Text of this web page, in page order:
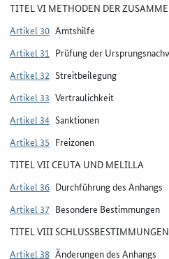
TITEL VI METHODEN DER
Artikel 30 Amtshilfe
Artikel 31 Prüfung der
Artikel 32 Streitbeilegung
Artikel 33 Vertraulichkeit
Artikel 34 Sanktionen
Artikel 35 Freizonen
TITEL VII CEUTA UND MELILLA
Artikel 36 Durchführung des Anhangs
Artikel 37 Besondere Bestimmungen
TITEL VIII SCHLUSSBESTIMMUNGEN
Artikel 38 Änderungen des Anhangs